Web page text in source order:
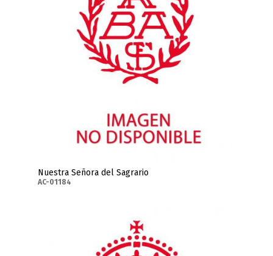
Nuestra Señora del Sagrario
AC-01184